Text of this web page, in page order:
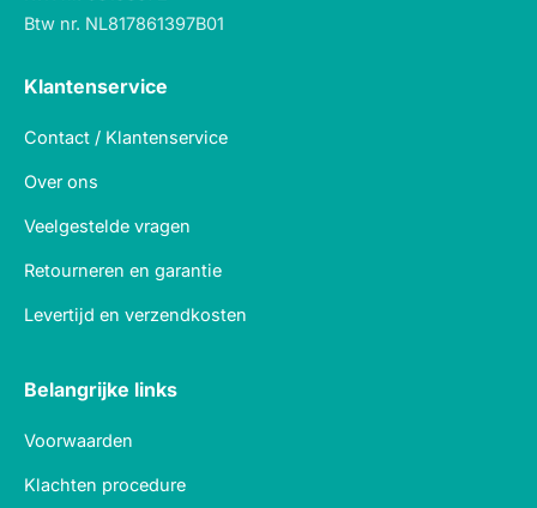
Btw nr. NL817861397B01
Klantenservice
Contact / Klantenservice
Over ons
Veelgestelde vragen
Retourneren en garantie
Levertijd en verzendkosten
Belangrijke links
Voorwaarden
Klachten procedure